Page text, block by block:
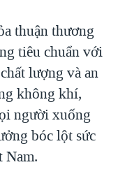
thuận thương
tiêu chuẩn với
lượng và an
không khí,
người xuống
bóc lột sức
Nam.